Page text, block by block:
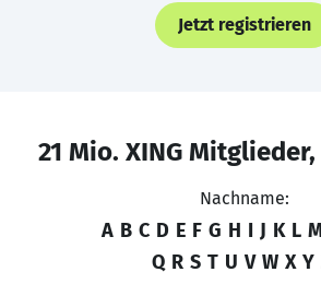
Jetzt registrieren
21 Mio. XING
Nachname:
A B C D E F G H I J K L
Q R S T U V W X Y